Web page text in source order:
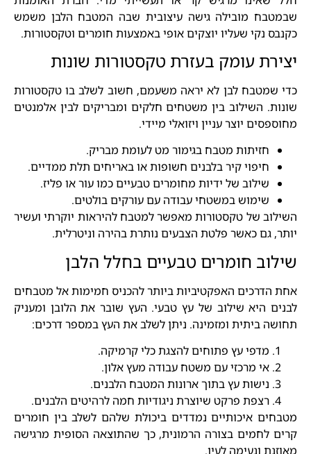
שבמטבח מובילה גישה עיצובית שבה המטבח הלבן משמש
כקנבס נקי שעליו יוצקים אופי באמצעות חומרים וטקסטורות.
יצירת עומק בעזרת טקסטורות שונות
כדי שמטבח לבן לא יראה משעמם, חשוב לשלב בו טקסטורות
שונות. השילוב בין משטחים חלקים ומבריקים לבין אלמנטים
מחוספסים יוצר עניין ויזואלי מיידי.
חזיתות מטבח בגימור מט לעומת מבריק.
חיפוי קיר בלבנים חשופות או באריחים תלת ממדיים.
שילוב של ידיות מחומרים טבעיים כמו עור או פליז.
שימוש במשטחי עבודה עם עורקים בולטים.
השילוב של טקסטורות מאפשר למטבח להיראות יוקרתי ועשיר
יותר, גם כאשר פלטת הצבעים נותרת בהירה וניטרלית.
שילוב חומרים טבעיים בחלל הלבן
אחת הדרכים האפקטיביות ביותר להכניס חמימות אל מטבחים
לבנים היא שילוב של עץ טבעי. העץ שובר את הלובן ומעניק
תחושה ביתית ומזמינה. ניתן לשלב את העץ במספר דרכים:
מדפי עץ פתוחים להצגת כלי קרמיקה.
אי מרכזי עם משטח עבודה מעץ אלון.
נישות עץ בתוך ארונות המטבח הלבנים.
רצפת פרקט שיוצרת ניגודיות חמה לרהיטים הלבנים.
מטבחים איכותיים נמדדים ביכולת שלהם לשלב בין חומרים
קרים לחמים בצורה הרמונית, כך שהתוצאה הסופית מרגישה
מאוזנת ונעימה לעין.